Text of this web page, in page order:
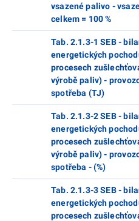
vsazené palivo -
celkem = 100 %
Tab. 2.1.3-1 SEB -
energetických
procesech
výrobě paliv) -
spotřeba (TJ)
Tab. 2.1.3-2 SEB -
energetických
procesech
výrobě paliv) -
spotřeba - (%)
Tab. 2.1.3-3 SEB -
energetických
procesech